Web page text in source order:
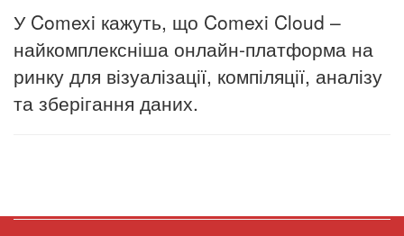
У Comexi кажуть, що Comexi Cloud –
найкомплексніша онлайн-платформа на
ринку для візуалізації, компіляції, аналізу
та зберігання даних.